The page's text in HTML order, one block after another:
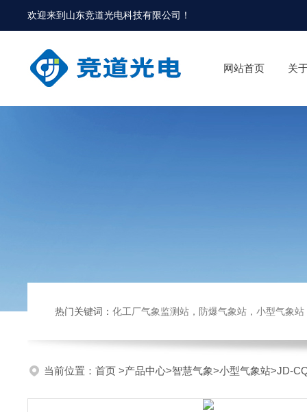
欢迎来到 山东竞道光电科技有限公司 ！
网站首页 关
热门关键词： 化工厂气象监测站，防爆气象站，小型气象站，化
当前位置： 首页 >产品中心>智慧气象>小型气象站>JD-